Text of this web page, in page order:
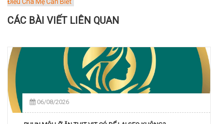
Điều Cha Mẹ Cần Biết
CÁC BÀI VIẾT LIÊN QUAN
06/08/2026